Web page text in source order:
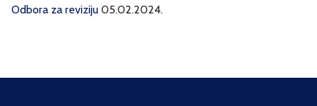
Odbora za reviziju 05.02.2024.